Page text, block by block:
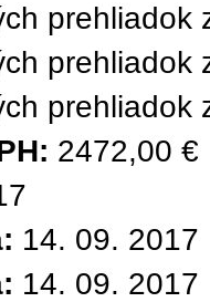
2472,00 €
14. 09. 2017
14. 09. 2017